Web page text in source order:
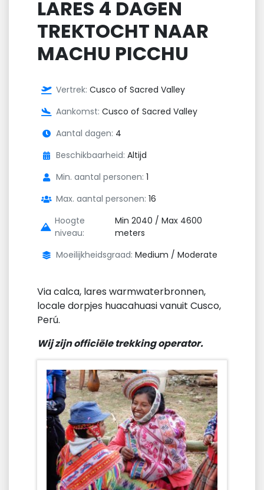
LARES 4 DAGEN
TREKTOCHT NAAR
MACHU PICCHU
Vertrek: Cusco of Sacred Valley
Aankomst: Cusco of Sacred Valley
Aantal dagen: 4
Beschikbaarheid: Altijd
Min. aantal personen: 1
Max. aantal personen: 16
Hoogte
niveau:
Min 2040 / Max 4600
meters
Moeilijkheidsgraad: Medium / Moderate
Via calca, lares warmwaterbronnen,
locale dorpjes huacahuasi vanuit Cusco,
Perú.
Wij zijn officiële trekking operator.